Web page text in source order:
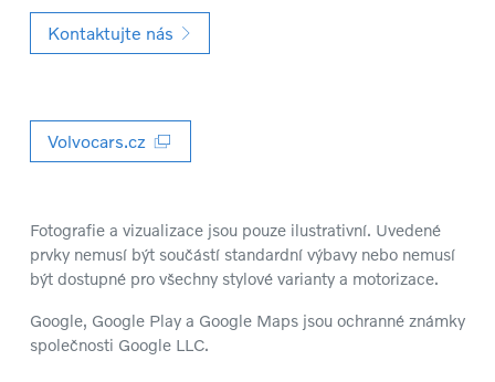
Kontaktujte nás
Volvocars.cz
Fotografie a vizualizace jsou pouze ilustrativní. Uvedené
prvky nemusí být součástí standardní výbavy nebo nemusí
být dostupné pro všechny stylové varianty a motorizace.
Google, Google Play a Google Maps jsou ochranné známky
společnosti Google LLC.